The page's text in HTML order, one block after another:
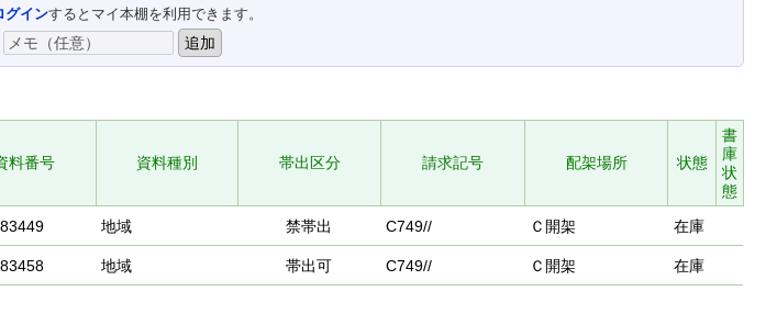
グインするとマイ本棚を利用できます。
料番号 資料種別 帯出区分 請求記号 配架場所 状態
書
庫
状
態
地域 禁帯出 C749// Ｃ開架 在庫
地域 帯出可 C749// Ｃ開架 在庫